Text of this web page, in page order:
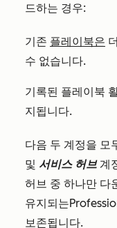
드하는 경우:
기존 플레이북은
수 없습니다.
기록된 플레이북
지됩니다.
다음 두 계정을 모
및 서비스 허브 계
허브 중 하나만 다
유지되는
보존됩니다.